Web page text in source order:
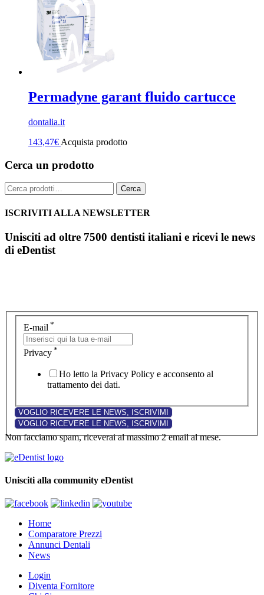
Permadyne garant fluido cartucce
dontalia.it
143,47€ Acquista prodotto
Cerca un prodotto
Cerca: Cerca
ISCRIVITI ALLA NEWSLETTER
Unisciti ad oltre 7500 dentisti italiani e ricevi le news
di eDentist
E-mail *
Privacy *
Ho letto la Privacy Policy e acconsento al
trattamento dei dati.
Non facciamo spam, riceverai al massimo 2 email al mese.
Unisciti alla community eDentist
Home
Comparatore Prezzi
Annunci Dentali
News
Login
Diventa Fornitore